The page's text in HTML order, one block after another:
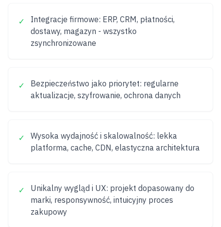
✓
Integracje firmowe: ERP, CRM, płatności,
dostawy, magazyn - wszystko
zsynchronizowane
✓
Bezpieczeństwo jako priorytet: regularne
aktualizacje, szyfrowanie, ochrona danych
✓
Wysoka wydajność i skalowalność: lekka
platforma, cache, CDN, elastyczna architektura
✓
Unikalny wygląd i UX: projekt dopasowany do
marki, responsywność, intuicyjny proces
zakupowy